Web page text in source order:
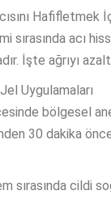
Hafifletmek
sırasında acı
İşte ağrıyı
Uygulamaları
bölgesel
30 dakika
sırasında cildi